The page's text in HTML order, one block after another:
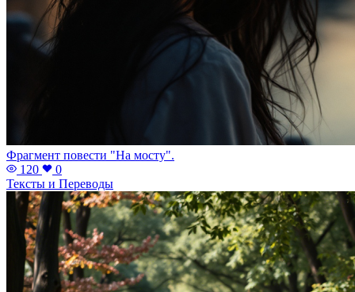
Фрагмент повести "На мосту".
120
0
Тексты и Переводы